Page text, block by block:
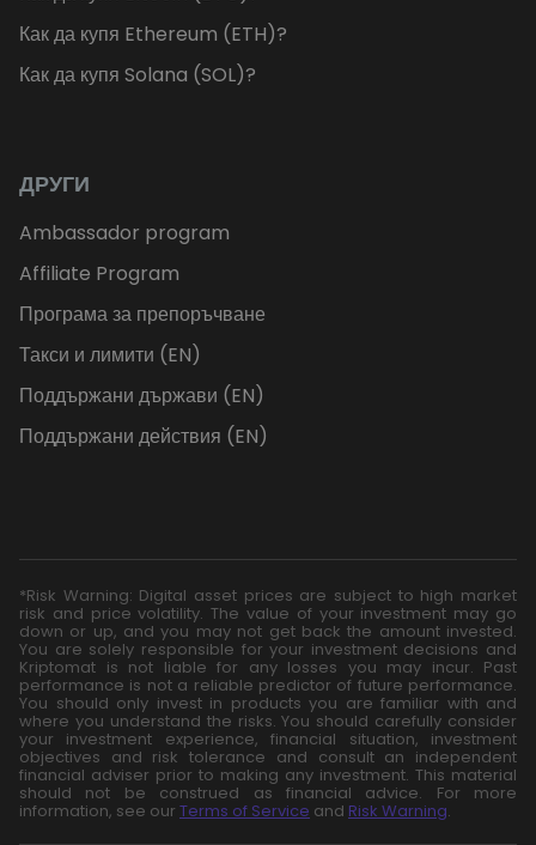
Как да купя Ethereum (ETH)?
Как да купя Solana (SOL)?
ДРУГИ
Ambassador program
Affiliate Program
Програма за препоръчване
Такси и лимити (EN)
Поддържани държави (EN)
Поддържани действия (EN)
*Risk Warning: Digital asset prices are subject to high market
risk and price volatility. The value of your investment may go
down or up, and you may not get back the amount invested.
You are solely responsible for your investment decisions and
Kriptomat is not liable for any losses you may incur. Past
performance is not a reliable predictor of future performance.
You should only invest in products you are familiar with and
where you understand the risks. You should carefully consider
your investment experience, financial situation, investment
objectives and risk tolerance and consult an independent
financial adviser prior to making any investment. This material
should not be construed as financial advice. For more
information, see our Terms of Service and Risk Warning.